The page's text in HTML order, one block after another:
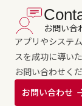
お問い合
アプリやシステ
スを成功に導い
お問い合わせくだ
お問い合わせ